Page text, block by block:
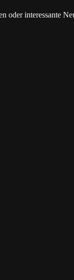
oder interessante